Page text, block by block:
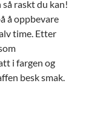
raskt du kan!
å oppbevare
time. Etter
i fargen og
besk smak.